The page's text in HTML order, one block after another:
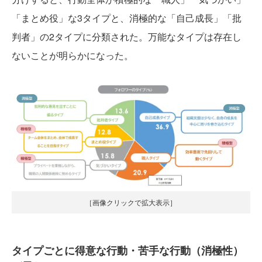
「まとめ役」な3タイプと、消極的な「自己成長」「批
判者」の2タイプに分類された。万能なタイプは存在し
ないことが明らかになった。
［画像クリックで拡大表示］
タイプごとに得意な行動・苦手な行動（消極性）